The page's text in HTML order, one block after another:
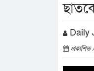
Daily
প্রকাশিত